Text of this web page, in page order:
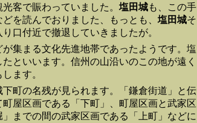
客で賑わっていました。 塩田城も、この手
を読んでおりました、もっとも、 塩田城そ
口付近で撤退していきましたが。
集まる文化先進地帯であったようです。塩
といいます。信州の山沿いのこの地が遠く
ます。
町の名残が見られます。「鎌倉街道」と伝
町屋区画である「下町」、町屋区画と武家区
までの間の武家区画である「上町」などに